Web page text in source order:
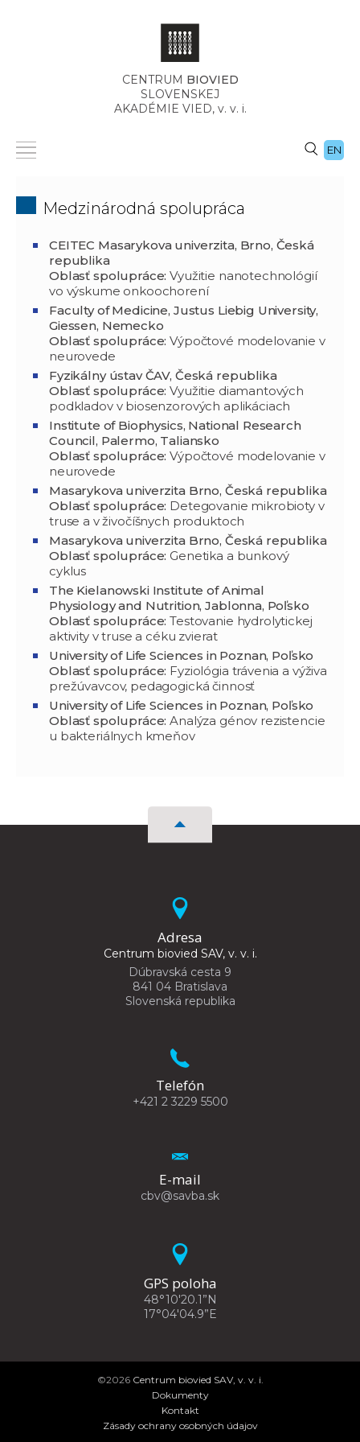
CENTRUM BIOVIED
SLOVENSKEJ
AKADÉMIE VIED, v. v. i.
EN
Medzinárodná spolupráca
CEITEC Masarykova univerzita, Brno, Česká
republika
Oblasť spolupráce: Využitie nanotechnológií
vo výskume onkoochorení
Faculty of Medicine, Justus Liebig University,
Giessen, Nemecko
Oblasť spolupráce: Výpočtové modelovanie v
neurovede
Fyzikálny ústav ČAV, Česká republika
Oblasť spolupráce: Využitie diamantových
podkladov v biosenzorových aplikáciach
Institute of Biophysics, National Research
Council, Palermo, Taliansko
Oblasť spolupráce: Výpočtové modelovanie v
neurovede
Masarykova univerzita Brno, Česká republika
Oblasť spolupráce: Detegovanie mikrobioty v
truse a v živočíšnych produktoch
Masarykova univerzita Brno, Česká republika
Oblasť spolupráce: Genetika a bunkový
cyklus
The Kielanowski Institute of Animal
Physiology and Nutrition, Jablonna, Poľsko
Oblasť spolupráce: Testovanie hydrolytickej
aktivity v truse a céku zvierat
University of Life Sciences in Poznan, Poľsko
Oblasť spolupráce: Fyziológia trávenia a výživa
prežúvavcov, pedagogická činnosť
University of Life Sciences in Poznan, Poľsko
Oblasť spolupráce: Analýza génov rezistencie
u bakteriálnych kmeňov
Adresa
Centrum biovied SAV, v. v. i.
Dúbravská cesta 9
841 04 Bratislava
Slovenská republika
Telefón
+421 2 3229 5500
E-mail
cbv@savba.sk
GPS poloha
48°10'20.1”N
17°04'04.9”E
©2026Centrum biovied SAV, v. v. i.
Dokumenty
Kontakt
Zásady ochrany osobných údajov